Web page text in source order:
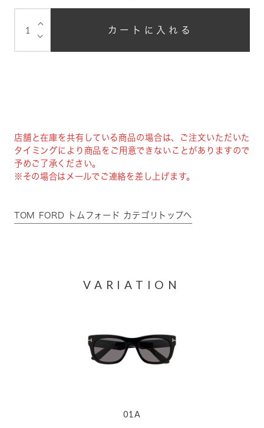
⌵
⌵ カートに入れる
店舗と在庫を共有している商品の場合は、ご注文いただいた
タイミングにより商品をご用意できないことがありますので
予めご了承ください。
※その場合はメールでご連絡を差し上げます。
TOM FORD トムフォード カテゴリトップへ
VARIATION
01A